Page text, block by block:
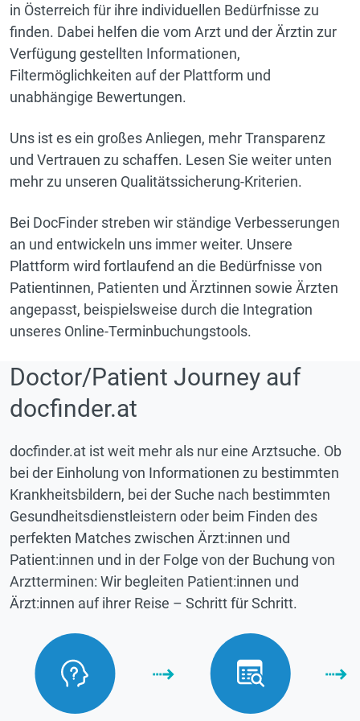
in Österreich für ihre individuellen Bedürfnisse zu
finden. Dabei helfen die vom Arzt und der Ärztin zur
Verfügung gestellten Informationen,
Filtermöglichkeiten auf der Plattform und
unabhängige Bewertungen.
Uns ist es ein großes Anliegen, mehr Transparenz
und Vertrauen zu schaffen. Lesen Sie weiter unten
mehr zu unseren Qualitätssicherung-Kriterien.
Bei DocFinder streben wir ständige Verbesserungen
an und entwickeln uns immer weiter. Unsere
Plattform wird fortlaufend an die Bedürfnisse von
Patientinnen, Patienten und Ärztinnen sowie Ärzten
angepasst, beispielsweise durch die Integration
unseres Online-Terminbuchungstools.
Doctor/Patient Journey auf
docfinder.at
docfinder.at ist weit mehr als nur eine Arztsuche. Ob
bei der Einholung von Informationen zu bestimmten
Krankheitsbildern, bei der Suche nach bestimmten
Gesundheitsdienstleistern oder beim Finden des
perfekten Matches zwischen Ärzt:innen und
Patient:innen und in der Folge von der Buchung von
Arztterminen: Wir begleiten Patient:innen und
Ärzt:innen auf ihrer Reise – Schritt für Schritt.